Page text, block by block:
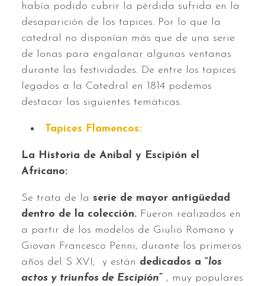
había podido cubrir la pérdida sufrida en la
desaparición de los tapices. Por lo que la
catedral no disponían más que de una serie
de lonas para engalanar algunas ventanas
durante las festividades. De entre los tapices
legados a la Catedral en 1814 podemos
destacar las siguientes temáticas.
Tapices Flamencos:
La Historia de Anibal y Escipión el
Africano:
Se trata de la serie de mayor antigüedad
dentro de la colección. Fueron realizados en
a partir de los modelos de Giulio Romano y
Giovan Francesco Penni, durante los primeros
años del S XVI, y están dedicados a “los
actos y triunfos de Escipión” , muy populares